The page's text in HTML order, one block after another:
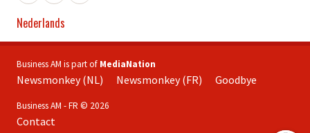
Nederlands
Business AM is part of MediaNation
Newsmonkey (NL) Newsmonkey (FR) Goodbye
Business AM - FR © 2026
Contact